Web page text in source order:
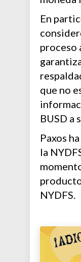
En
proceso
que no
BUSD a
Paxos
la
NYDFS.